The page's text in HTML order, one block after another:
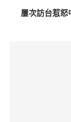
屢次訪台惹